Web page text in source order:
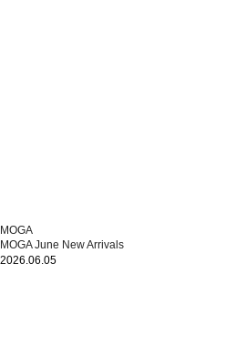
MOGA
MOGA June New Arrivals
2026.06.05